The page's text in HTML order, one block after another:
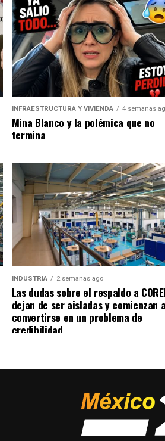
INFRAESTRUCTURA Y VIVIENDA 4 semanas
Mina Blanco y la polémica que no
termina
INDUSTRIA 2 semanas ago
Las dudas sobre el respaldo a
dejan de ser aisladas y comienzan a
convertirse en un problema de
credibilidad